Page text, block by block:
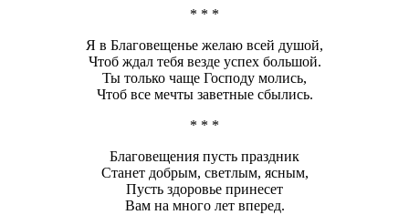
* * *
Я в Благовещенье желаю всей душой,
Чтоб ждал тебя везде успех большой.
Ты только чаще Господу молись,
Чтоб все мечты заветные сбылись.
* * *
Благовещения пусть праздник
Станет добрым, светлым, ясным,
Пусть здоровье принесет
Вам на много лет вперед.